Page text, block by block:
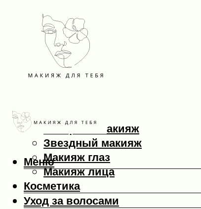
Макияж
Вечерний макияж
Звездный макияж
Макияж глаз
Макияж лица
Косметика
Уход за волосами
Меню